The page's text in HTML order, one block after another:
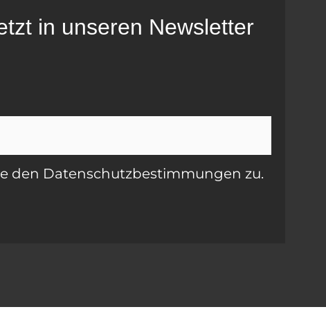
in unseren Newsletter
den Datenschutzbestimmungen zu.